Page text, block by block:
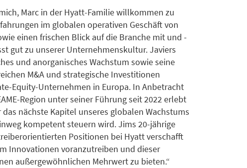
Marc in der Hyatt-Familie willkommen zu
im globalen operativen Geschäft von
einen frischen Blick auf die Branche mit und -
gut zu unserer Unternehmenskultur. Javiers
und anorganisches Wachstum sowie seine
M&A und strategische Investitionen
Equity-Unternehmen in Europa. In Anbetracht
Region unter seiner Führung seit 2022 erlebt
nächste Kapitel unseres globalen Wachstums
kompetent steuern wird. Jims 20-jährige
Positionen bei Hyatt verschafft
Innovationen voranzutreiben und dieser
außergewöhnlichen Mehrwert zu bieten.“